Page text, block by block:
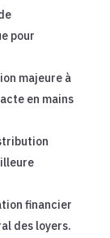
pour
majeure à
en mains
financier
des loyers.